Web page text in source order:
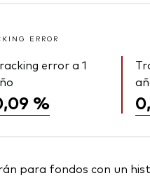
ERROR
error a 1
%
para fondos con un